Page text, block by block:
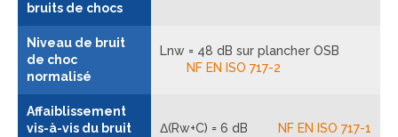
bruits de chocs
Niveau de bruit
de choc
normalisé
Lnw = 48 dB sur plancher OSB
NF EN ISO 717-2
Affaiblissement
vis-à-vis du bruit
Δ(Rw+C) = 6 dB NF EN ISO 717-1